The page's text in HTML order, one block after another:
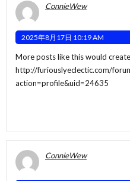
ConnieWew
2025年8月17日 10:19 AM
More posts like this would
http://furiouslyeclectic.com/
action=profile&uid=24635
ConnieWew